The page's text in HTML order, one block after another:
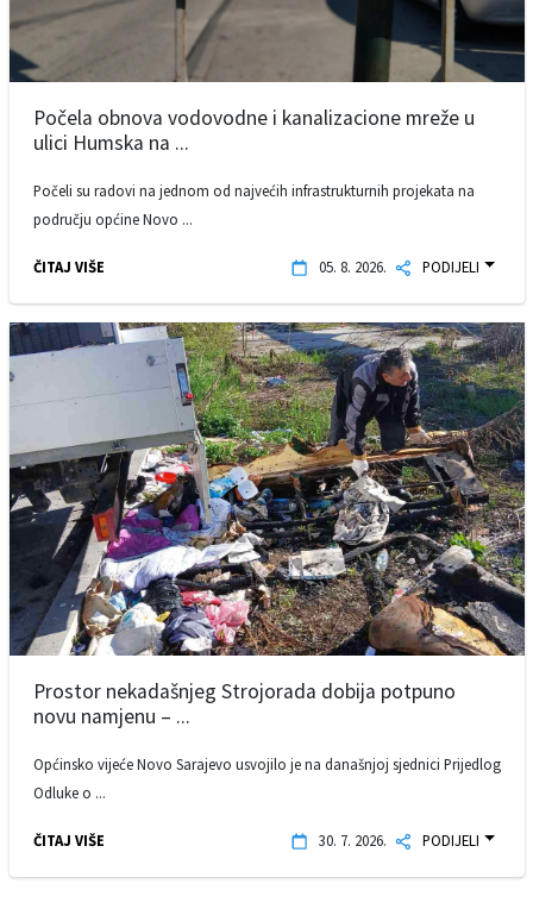
Počela obnova vodovodne i kanalizacione mreže u
ulici Humska na ...
Počeli su radovi na jednom od najvećih infrastrukturnih projekata na
području općine Novo ...
ČITAJ VIŠE 05. 8. 2026. PODIJELI
Prostor nekadašnjeg Strojorada dobija potpuno
novu namjenu – ...
Općinsko vijeće Novo Sarajevo usvojilo je na današnjoj sjednici Prijedlog
Odluke o ...
ČITAJ VIŠE 30. 7. 2026. PODIJELI